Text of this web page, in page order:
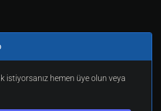
istiyorsanız hemen üye olun veya